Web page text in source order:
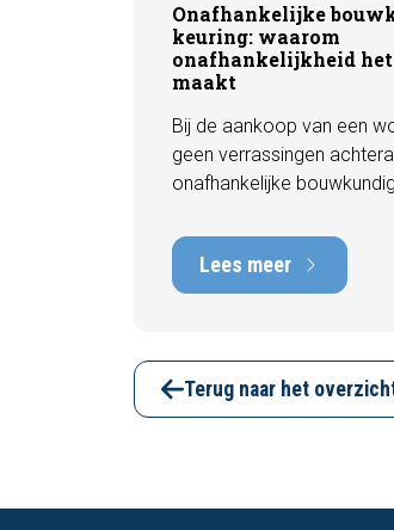
Onafhankelijke
keuring: waarom
onafhankelijkheid
maakt
Bij de aankoop van een
geen verrassingen
onafhankelijke
technische staat van de
eventuele gebreken,
en te verwachten
zo belangrijk is en hoe een
bouwkundige inspectie u
vertrouwen een woning te
Lees meer
Terug naar het